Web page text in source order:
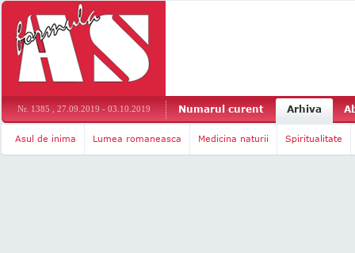
Nr. 1385 , 27.09.2019 - 03.10.2019 Numarul curent Arhiva
Asul de inima Lumea romaneasca Medicina naturii Spiritualitate